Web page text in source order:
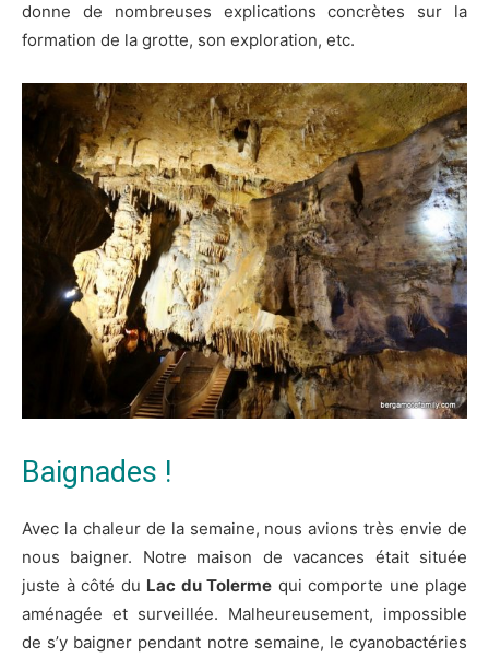
donne de nombreuses explications concrètes sur la
formation de la grotte, son exploration, etc.
Baignades !
Avec la chaleur de la semaine, nous avions très envie de
nous baigner. Notre maison de vacances était située
juste à côté du Lac du Tolerme qui comporte une plage
aménagée et surveillée. Malheureusement, impossible
de s’y baigner pendant notre semaine, le cyanobactéries